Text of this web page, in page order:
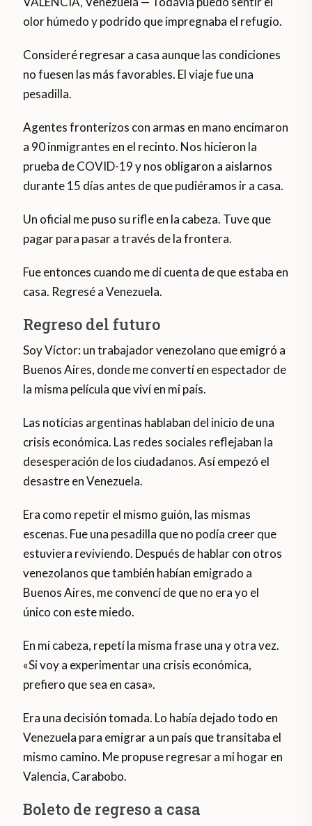
olor húmedo y podrido que impregnaba el refugio.
Consideré regresar a casa aunque las condiciones
no fuesen las más favorables. El viaje fue una
pesadilla.
Agentes fronterizos con armas en mano encimaron
a 90 inmigrantes en el recinto. Nos hicieron la
prueba de COVID-19 y nos obligaron a aislarnos
durante 15 días antes de que pudiéramos ir a casa.
Un oficial me puso su rifle en la cabeza. Tuve que
pagar para pasar a través de la frontera.
Fue entonces cuando me di cuenta de que estaba en
casa. Regresé a Venezuela.
Regreso del futuro
Soy Víctor: un trabajador venezolano que emigró a
Buenos Aires, donde me convertí en espectador de
la misma película que viví en mi país.
Las noticias argentinas hablaban del inicio de una
crisis económica. Las redes sociales reflejaban la
desesperación de los ciudadanos. Así empezó el
desastre en Venezuela.
Era como repetir el mismo guión, las mismas
escenas. Fue una pesadilla que no podía creer que
estuviera reviviendo. Después de hablar con otros
venezolanos que también habían emigrado a
Buenos Aires, me convencí de que no era yo el
único con este miedo.
En mi cabeza, repetí la misma frase una y otra vez.
«Si voy a experimentar una crisis económica,
prefiero que sea en casa».
Era una decisión tomada. Lo había dejado todo en
Venezuela para emigrar a un país que transitaba el
mismo camino. Me propuse regresar a mi hogar en
Valencia, Carabobo.
Boleto de regreso a casa